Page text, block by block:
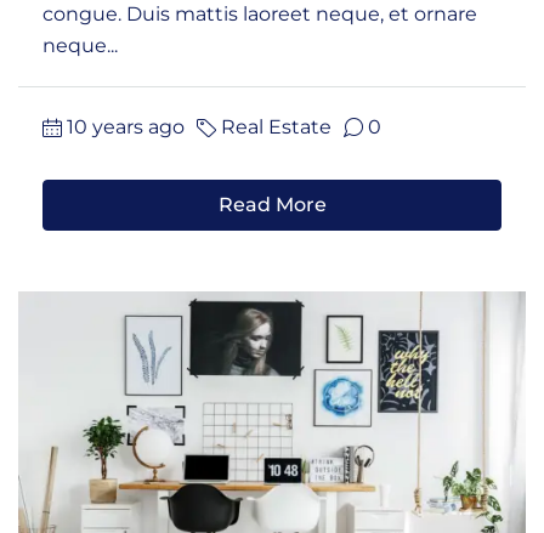
congue. Duis mattis laoreet neque, et ornare
neque...
10 years ago Real Estate 0
Read More